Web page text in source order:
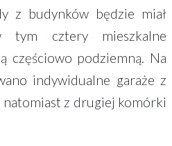
z budynków będzie miał
tym cztery mieszkalne
częściowo podziemną. Na
indywidualne garaże z
z drugiej komórki